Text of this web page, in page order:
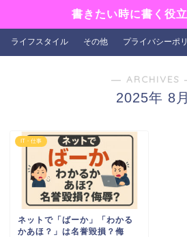
書きたい時に書く役
ライフスタイル その他 プライバシーポ
― ARCHIVES
2025年 8月
IT・仕事
ネットで「ばーか」「わかる
かあほ？」は名誉毀損？侮